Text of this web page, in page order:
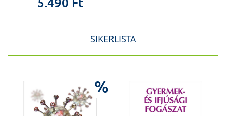
5.490 Ft
SIKERLISTA
%